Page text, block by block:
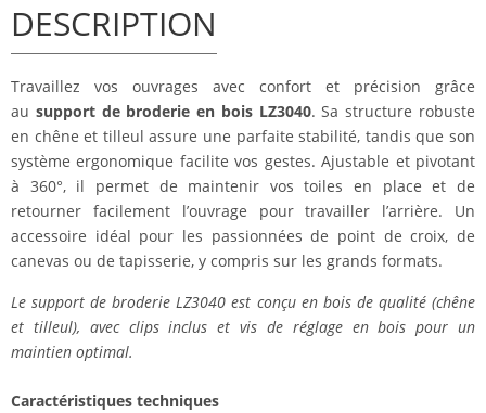
DESCRIPTION
Travaillez vos ouvrages avec confort et précision grâce
au support de broderie en bois LZ3040. Sa structure robuste
en chêne et tilleul assure une parfaite stabilité, tandis que son
système ergonomique facilite vos gestes. Ajustable et pivotant
à 360°, il permet de maintenir vos toiles en place et de
retourner facilement l’ouvrage pour travailler l’arrière. Un
accessoire idéal pour les passionnées de point de croix, de
canevas ou de tapisserie, y compris sur les grands formats.
Le support de broderie LZ3040 est conçu en bois de qualité (chêne
et tilleul), avec clips inclus et vis de réglage en bois pour un
maintien optimal.
Caractéristiques techniques